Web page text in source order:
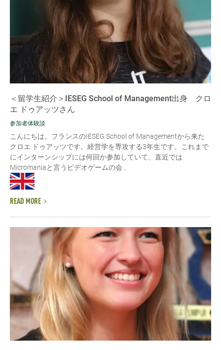
＜留学生紹介＞IESEG School of Management出身 クロ
エ ドゥアッツさん
参加者体験談
こんにちは。フランスのIESEG School of Managementから来た
クロエ ドゥアッツです。経営学を専攻する3年生です。これまで
にインターンシップには何回か参加していて、直近では
Micromaniaと言うビデオゲームの会...
READ MORE